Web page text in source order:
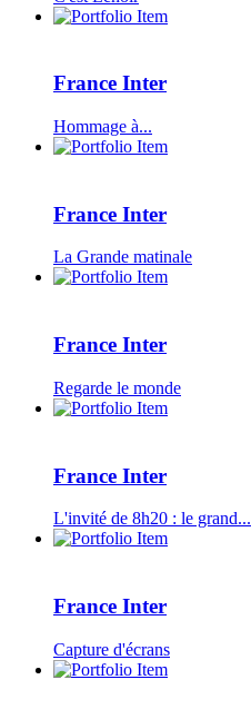
France Inter
Hommage à...
France Inter
La Grande matinale
France Inter
Regarde le monde
France Inter
L'invité de 8h20 : le grand...
France Inter
Capture d'écrans